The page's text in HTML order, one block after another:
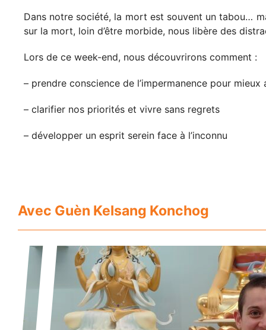
Dans notre société, la mort est souvent un tabou…
sur la mort, loin d’être morbide, nous libère des
Lors de ce week-end, nous découvrirons comment :
– prendre conscience de l’impermanence pour mieux
– clarifier nos priorités et vivre sans regrets
– développer un esprit serein face à l’inconnu
Avec Guèn Kelsang Konchog